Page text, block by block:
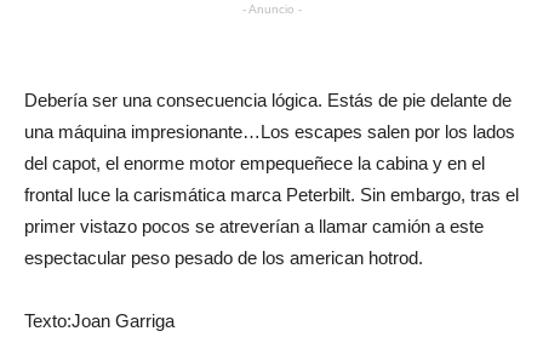
- Anuncio -
Debería ser una consecuencia lógica. Estás de pie delante de
una máquina impresionante…Los escapes salen por los lados
del capot, el enorme motor empequeñece la cabina y en el
frontal luce la carismática marca Peterbilt. Sin embargo, tras el
primer vistazo pocos se atreverían a llamar camión a este
espectacular peso pesado de los american hotrod.
Texto:Joan Garriga